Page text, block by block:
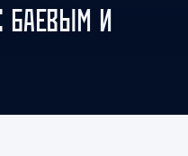
БАЕВЫМ И